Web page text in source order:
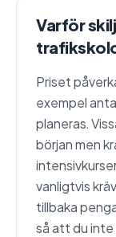
Varför
Priset
exempel
planeras.
början men
vanligtvis
tillbaka
så att du inte